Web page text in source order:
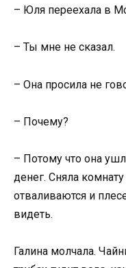
– Юля переехала в
– Ты мне не сказал.
– Она просила не
– Почему?
– Потому что она
денег. Сняла
отваливаются и
видеть.
Галина молчала.